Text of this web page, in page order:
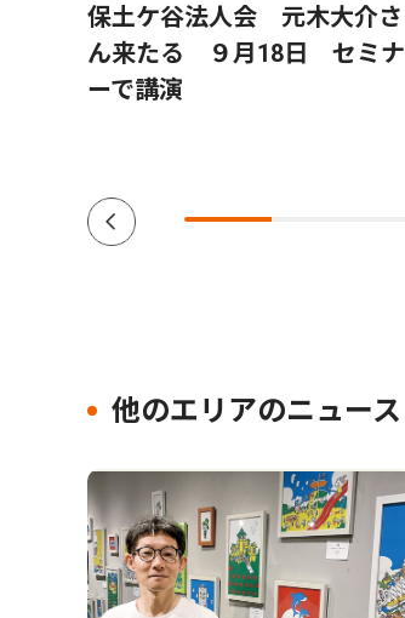
保土ケ谷法人会 元木大介さ
ん来たる ９月18日 セミナ
ーで講演
他のエリアのニュース